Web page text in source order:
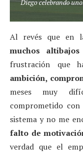
Diego celebrando
Al revés que en
muchos
frustración que
ambición,
meses muy
comprometido
sistema y no me
falto de
verdad que el